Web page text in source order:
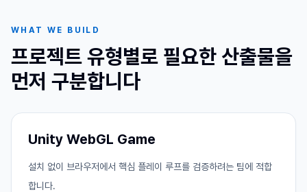
WHAT WE BUILD
프로젝트 유형별로 필요한 산출물을
먼저 구분합니다
Unity WebGL Game
설치 없이 브라우저에서 핵심 플레이 루프를 검증하려는 팀에 적합
합니다.